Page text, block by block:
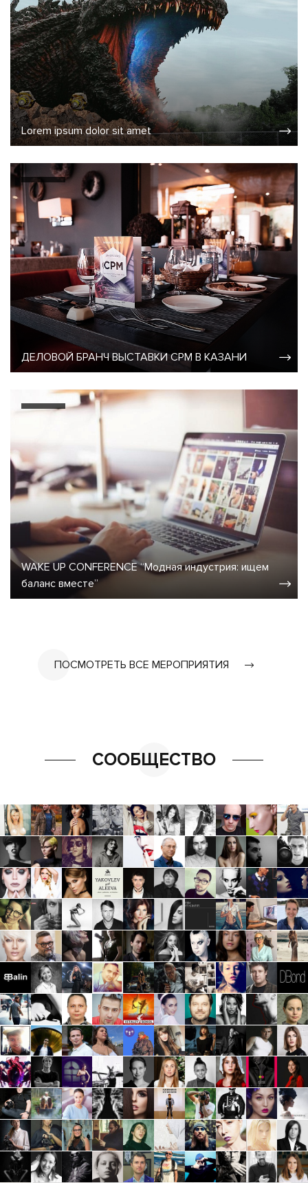
Lorem ipsum dolor sit amet
ДЕЛОВОЙ БРАНЧ ВЫСТАВКИ CPM В КАЗАНИ
WAKE UP CONFERENCE “Модная индустрия: ищем
баланс вместе”
ПОСМОТРЕТЬ ВСЕ МЕРОПРИЯТИЯ
СООБЩЕСТВО